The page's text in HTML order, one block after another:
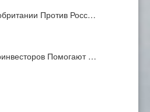
Против Росс…
Помогают …